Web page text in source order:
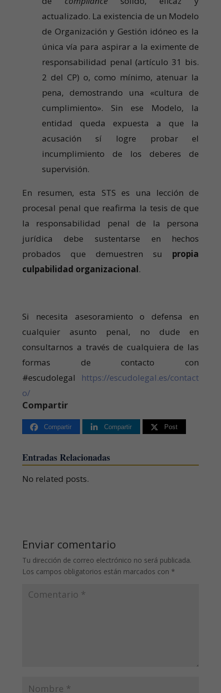
actualizado. La existencia de un Modelo
de Organización y Gestión idóneo es la
única vía para aspirar a la eximente de
responsabilidad penal (artículo 31 bis.
2 del CP) o, como mínimo, atenuar la
pena, demostrando una «cultura de
cumplimiento». Sin ese Modelo, la
entidad queda expuesta a que la
acusación sí logre probar el
incumplimiento de los deberes de
supervisión.
En resumen, esta STS es una lección de
procesal penal que reafirma la tesis de que
la responsabilidad penal de la persona
jurídica debe sustentarse en hechos
probados que demuestren su propia
culpabilidad organizacional.
Si necesita asesoramiento o defensa en
cualquier asunto penal, no dude en
consultarnos a través de cualquiera de las
formas de contacto con
#escudolegal https://escudolegal.es/contact
o/
Compartir
Compartir Compartir Post
Entradas Relacionadas
No related posts.
Enviar comentario
Tu dirección de correo electrónico no será publicada.
Los campos obligatorios están marcados con *